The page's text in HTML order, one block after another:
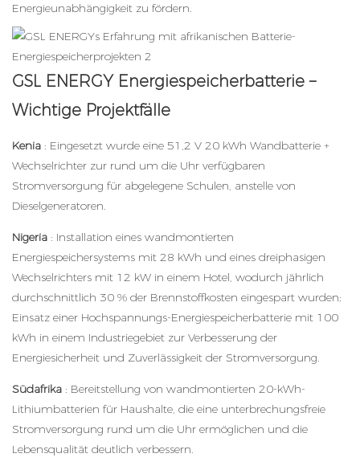
Energieunabhängigkeit zu fördern.
GSL ENERGY Energiespeicherbatterie –
Wichtige Projektfälle
Kenia : Eingesetzt wurde eine 51,2 V 20 kWh Wandbatterie +
Wechselrichter zur rund um die Uhr verfügbaren
Stromversorgung für abgelegene Schulen, anstelle von
Dieselgeneratoren.
Nigeria : Installation eines wandmontierten
Energiespeichersystems mit 28 kWh und eines dreiphasigen
Wechselrichters mit 12 kW in einem Hotel, wodurch jährlich
durchschnittlich 30 % der Brennstoffkosten eingespart wurden;
Einsatz einer Hochspannungs-Energiespeicherbatterie mit 100
kWh in einem Industriegebiet zur Verbesserung der
Energiesicherheit und Zuverlässigkeit der Stromversorgung.
Südafrika : Bereitstellung von wandmontierten 20-kWh-
Lithiumbatterien für Haushalte, die eine unterbrechungsfreie
Stromversorgung rund um die Uhr ermöglichen und die
Lebensqualität deutlich verbessern.